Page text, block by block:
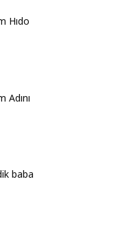
Hıdo
Adını
baba